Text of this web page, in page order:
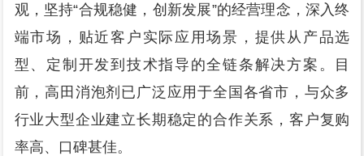
观，坚持“合规稳健，创新发展”的经营理念，深入终
端市场，贴近客户实际应用场景，提供从产品选
型、定制开发到技术指导的全链条解决方案。目
前，高田消泡剂已广泛应用于全国各省市，与众多
行业大型企业建立长期稳定的合作关系，客户复购
率高、口碑甚佳。